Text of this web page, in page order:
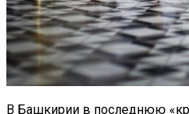
В Башкирии в последнюю